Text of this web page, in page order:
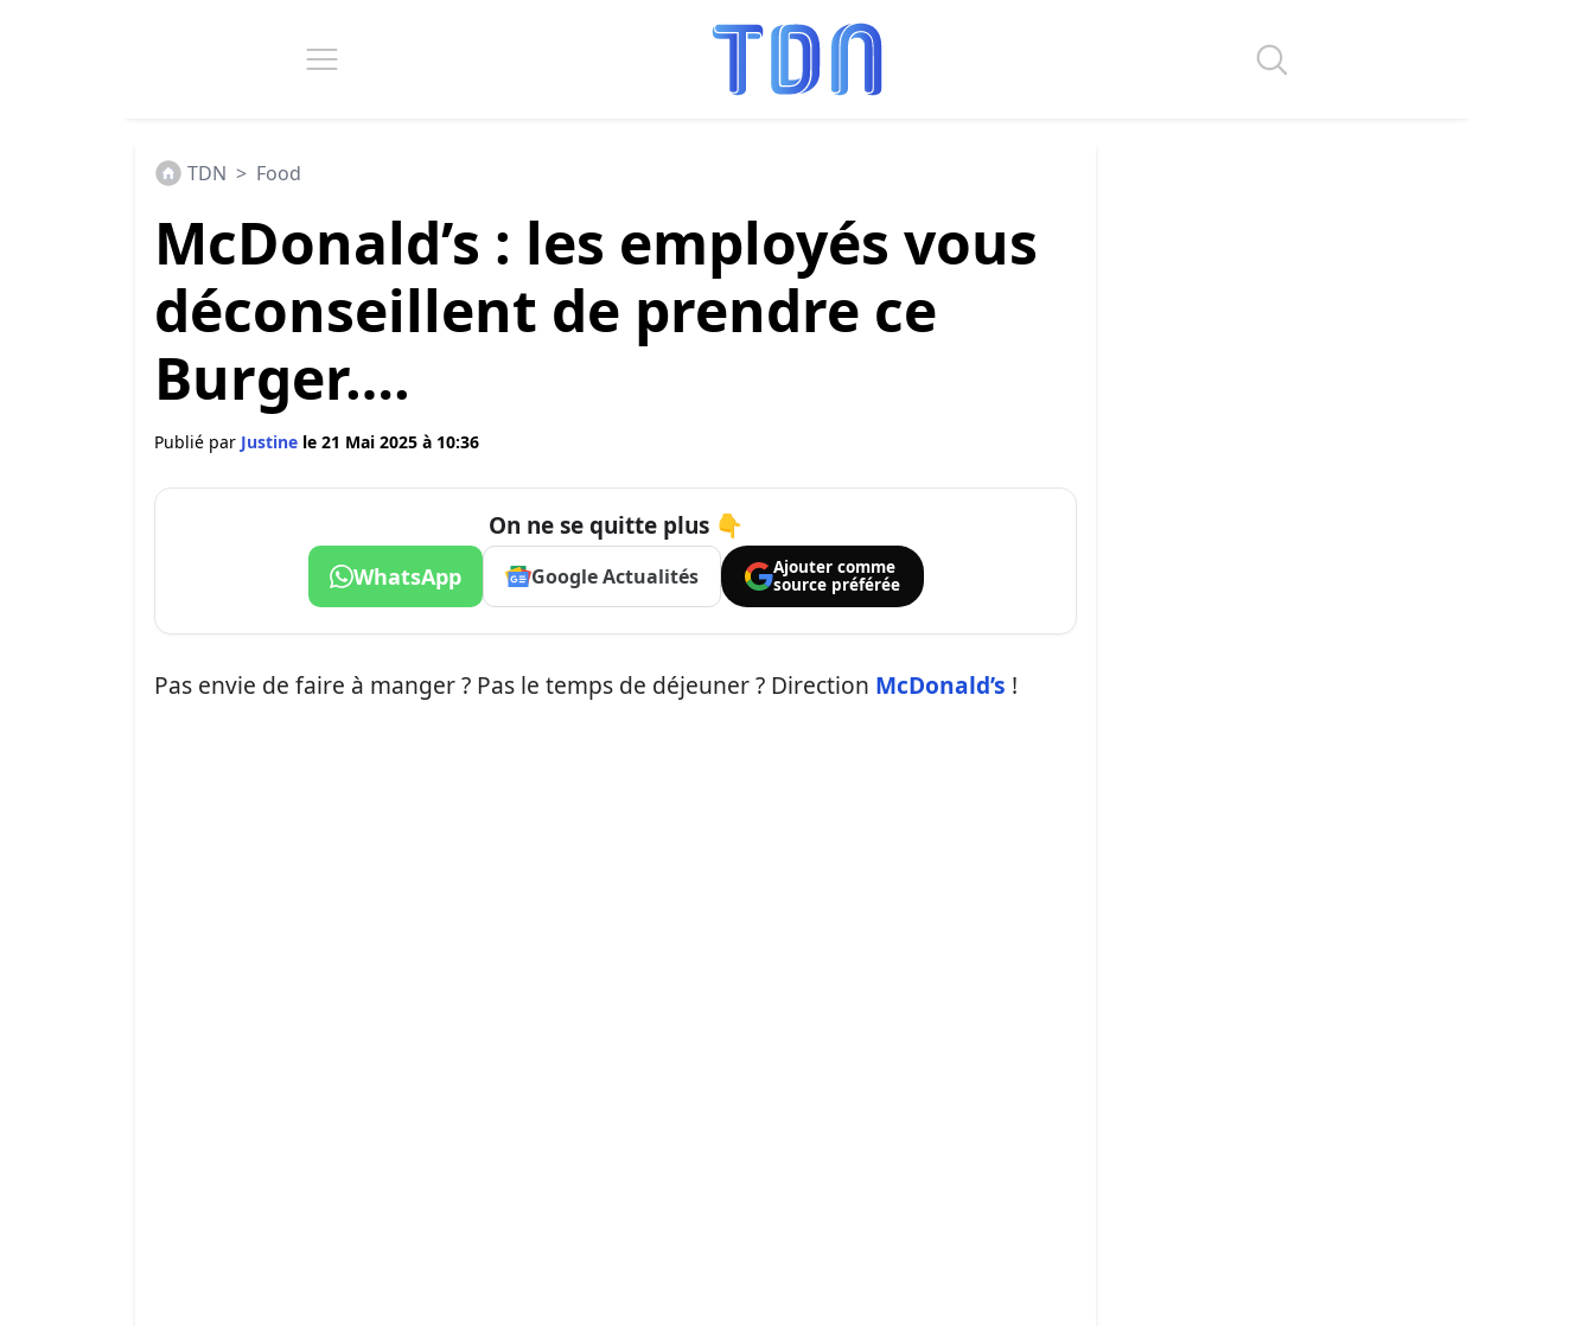
TDN > Food
McDonald’s : les employés vous
déconseillent de prendre ce
Burger….
Publié par Justine le 21 Mai 2025 à 10:36
On ne se quitte plus 👇
WhatsApp Google Actualités
Ajouter comme
source préférée
Pas envie de faire à manger ? Pas le temps de déjeuner ? Direction McDonald’s !